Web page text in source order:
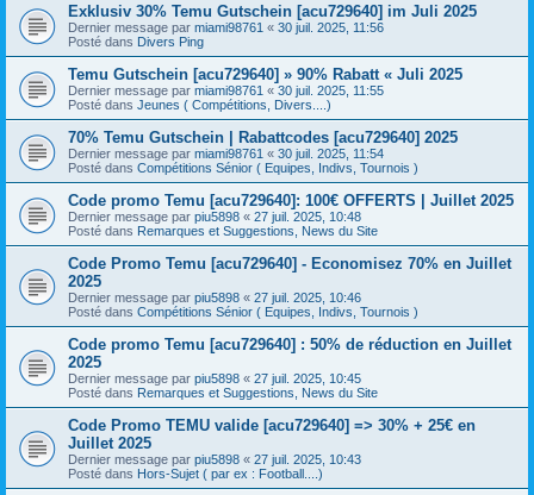
Exklusiv 30% Temu Gutschein [acu729640] im Juli 2025
Dernier message par miami98761 « 30 juil. 2025, 11:56
Posté dans Divers Ping
Temu Gutschein [acu729640] » 90% Rabatt « Juli 2025
Dernier message par miami98761 « 30 juil. 2025, 11:55
Posté dans Jeunes ( Compétitions, Divers....)
70% Temu Gutschein | Rabattcodes [acu729640] 2025
Dernier message par miami98761 « 30 juil. 2025, 11:54
Posté dans Compétitions Sénior ( Equipes, Indivs, Tournois )
Code promo Temu [acu729640]: 100€ OFFERTS | Juillet 2025
Dernier message par piu5898 « 27 juil. 2025, 10:48
Posté dans Remarques et Suggestions, News du Site
Code Promo Temu [acu729640] - Economisez 70% en Juillet
2025
Dernier message par piu5898 « 27 juil. 2025, 10:46
Posté dans Compétitions Sénior ( Equipes, Indivs, Tournois )
Code promo Temu [acu729640] : 50% de réduction en Juillet
2025
Dernier message par piu5898 « 27 juil. 2025, 10:45
Posté dans Remarques et Suggestions, News du Site
Code Promo TEMU valide [acu729640] => 30% + 25€ en
Juillet 2025
Dernier message par piu5898 « 27 juil. 2025, 10:43
Posté dans Hors-Sujet ( par ex : Football....)